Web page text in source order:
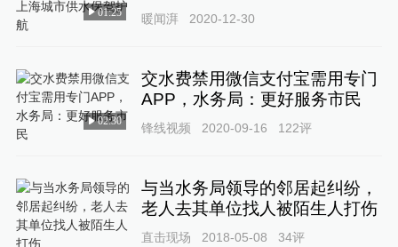
01:25 暖闻湃 2020-12-30
02:30
交水费禁用微信支付宝需用专门
APP，水务局：更好服务市民
锋线视频 2020-09-16 122评
与当水务局领导的邻居起纠纷，
老人去其单位找人被陌生人打伤
直击现场 2018-05-08 34评